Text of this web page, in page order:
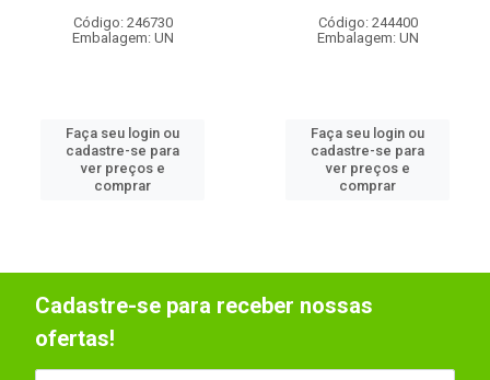
Código: 246730
Embalagem: UN
Faça seu login ou
cadastre-se para
ver preços e
comprar
Código: 244400
Embalagem: UN
Faça seu login ou
cadastre-se para
ver preços e
comprar
Cadastre-se para receber nossas
ofertas!